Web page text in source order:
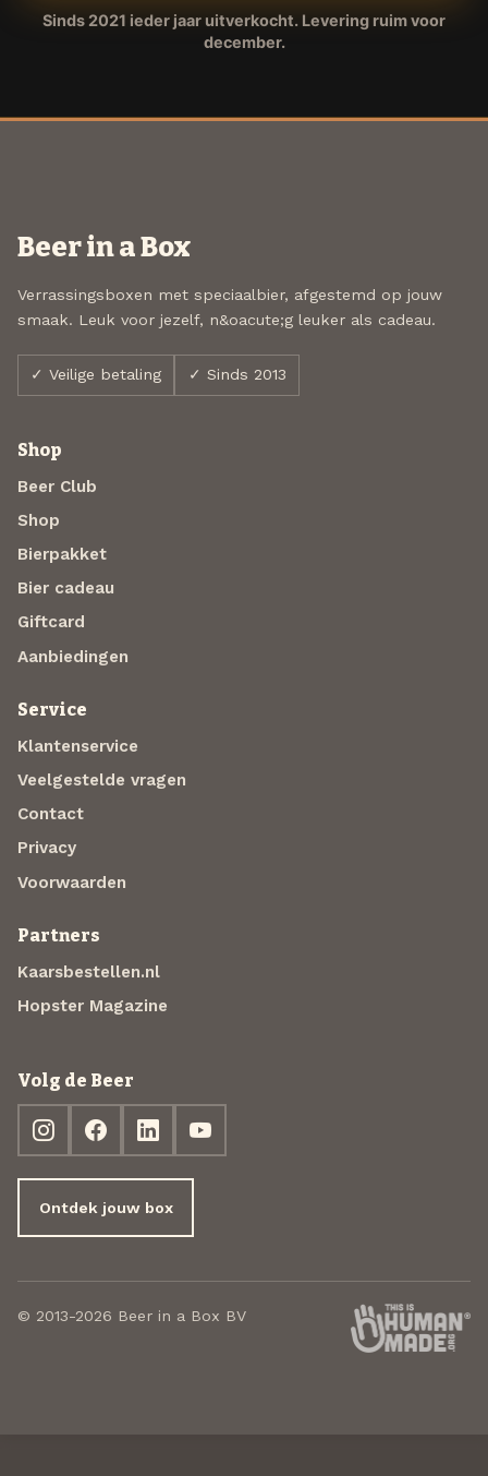
Sinds 2021 ieder jaar uitverkocht. Levering ruim voor
december.
Beer in a Box
Verrassingsboxen met speciaalbier, afgestemd op jouw
smaak. Leuk voor jezelf, n&oacute;g leuker als cadeau.
✓ Veilige betaling ✓ Sinds 2013
Shop
Beer Club
Shop
Bierpakket
Bier cadeau
Giftcard
Aanbiedingen
Service
Klantenservice
Veelgestelde vragen
Contact
Privacy
Voorwaarden
Partners
Kaarsbestellen.nl
Hopster Magazine
Volg de Beer
Ontdek jouw box
© 2013-2026 Beer in a Box BV